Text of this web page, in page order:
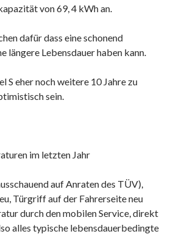
von 69, 4 kWh an.
dafür dass eine schonend
längere Lebensdauer haben kann.
S eher noch weitere 10 Jahre zu
sein.
im letzten Jahr
auf Anraten des TÜV),
Türgriff auf der Fahrerseite neu
durch den mobilen Service, direkt
alles typische lebensdauerbedingte